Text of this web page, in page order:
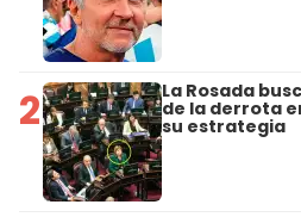
2 La Rosada
de la derrota
su estrategia